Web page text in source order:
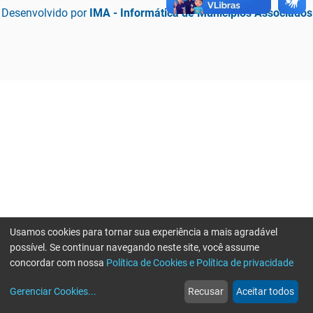
Desenvolvido por IMA - Informática de Municípios Associados
web
Notícias
more_horiz
Mais
Usamos cookies para tornar sua experiência a mais agradável
possível. Se continuar navegando neste site, você assume
concordar com nossa Política de Cookies e Política de privacidade
Gerenciar Cookies... Recusar Aceitar todos
Erro ao enviar informações, por favor tente novamente